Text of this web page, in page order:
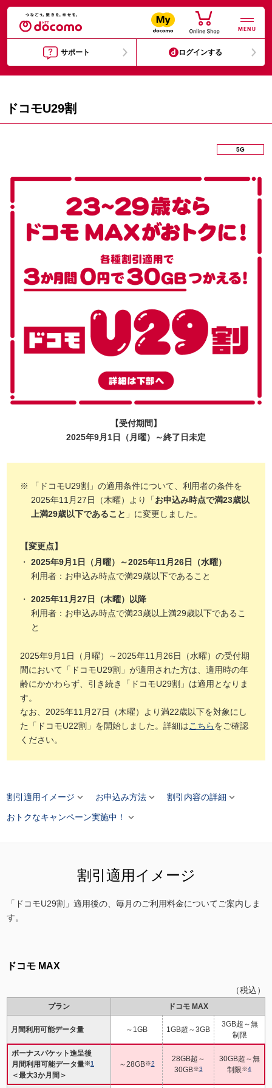
MENU
サポート ログインする
ドコモU29割
5G
【受付期間】
2025年9月1日（月曜）～終了日未定
「ドコモU29割」の適用条件について、利用者の条件を
2025年11月27日（木曜）より「お申込み時点で満23歳以
上満29歳以下であること 」に変更しました。
【変更点】
2025年9月1日（月曜）～2025年11月26日（水曜）
利用者：お申込み時点で満29歳以下であること
2025年11月27日（木曜）以降
利用者：お申込み時点で満23歳以上満29歳以下であるこ
と
2025年9月1日（月曜）～2025年11月26日（水曜）の受付期
間において「ドコモU29割」が適用された方は、適用時の年
齢にかかわらず、引き続き「ドコモU29割」は適用となりま
す。
なお、2025年11月27日（木曜）より満22歳以下を対象にし
た「ドコモU22割」を開始しました。詳細はこちらをご確認
ください。
割引適用イメージ  お申込み方法 割引内容の詳細 
おトクなキャンペーン実施中！ 
割引適用イメージ
「ドコモU29割」適用後の、毎月のご利用料金についてご案内しま
す。
ドコモ MAX
（税込）
プラン ドコモ MAX
月間利用可能データ量 ～1GB 1GB超～3GB
3GB超～無
制限
ボーナスパケット進呈後
月間利用可能データ量※1
＜最大3か月間＞
～28GB※2
28GB超～
30GB※3
30GB超～無
制限※4